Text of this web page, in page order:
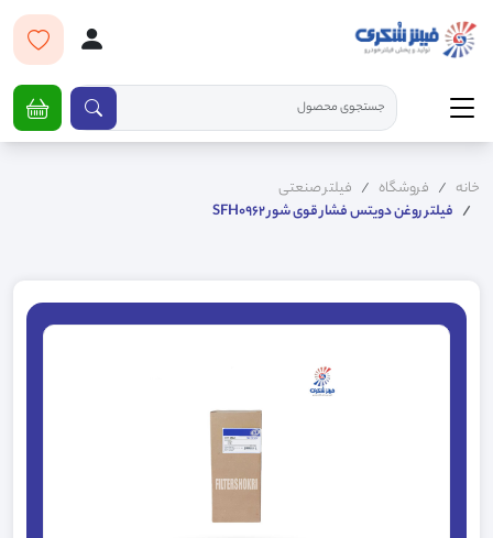
خانه فروشگاه
فیلتر صنعتی
فیلتر روغن دویتس فشار قوی شور SFH0962